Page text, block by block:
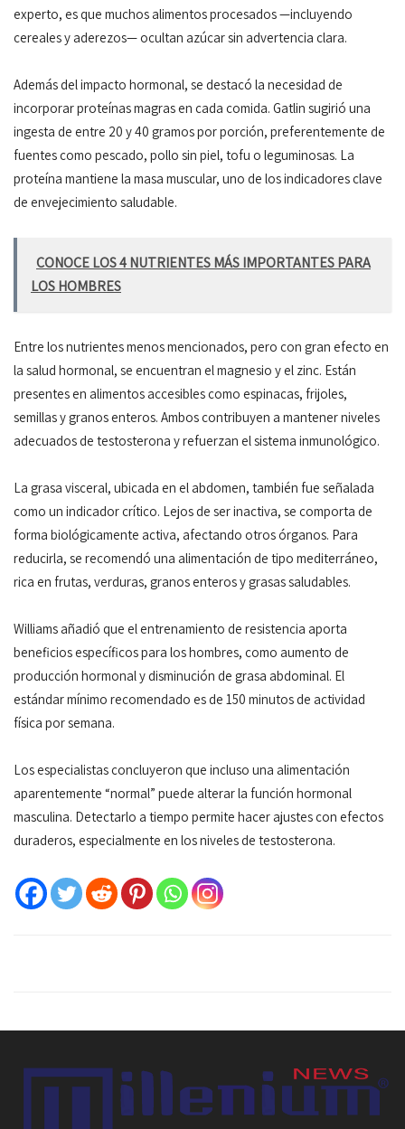
experto, es que muchos alimentos procesados —incluyendo
cereales y aderezos— ocultan azúcar sin advertencia clara.
Además del impacto hormonal, se destacó la necesidad de
incorporar proteínas magras en cada comida. Gatlin sugirió una
ingesta de entre 20 y 40 gramos por porción, preferentemente de
fuentes como pescado, pollo sin piel, tofu o leguminosas. La
proteína mantiene la masa muscular, uno de los indicadores clave
de envejecimiento saludable.
CONOCE LOS 4 NUTRIENTES MÁS IMPORTANTES PARA
LOS HOMBRES
Entre los nutrientes menos mencionados, pero con gran efecto en
la salud hormonal, se encuentran el magnesio y el zinc. Están
presentes en alimentos accesibles como espinacas, frijoles,
semillas y granos enteros. Ambos contribuyen a mantener niveles
adecuados de testosterona y refuerzan el sistema inmunológico.
La grasa visceral, ubicada en el abdomen, también fue señalada
como un indicador crítico. Lejos de ser inactiva, se comporta de
forma biológicamente activa, afectando otros órganos. Para
reducirla, se recomendó una alimentación de tipo mediterráneo,
rica en frutas, verduras, granos enteros y grasas saludables.
Williams añadió que el entrenamiento de resistencia aporta
beneficios específicos para los hombres, como aumento de
producción hormonal y disminución de grasa abdominal. El
estándar mínimo recomendado es de 150 minutos de actividad
física por semana.
Los especialistas concluyeron que incluso una alimentación
aparentemente “normal” puede alterar la función hormonal
masculina. Detectarlo a tiempo permite hacer ajustes con efectos
duraderos, especialmente en los niveles de testosterona.